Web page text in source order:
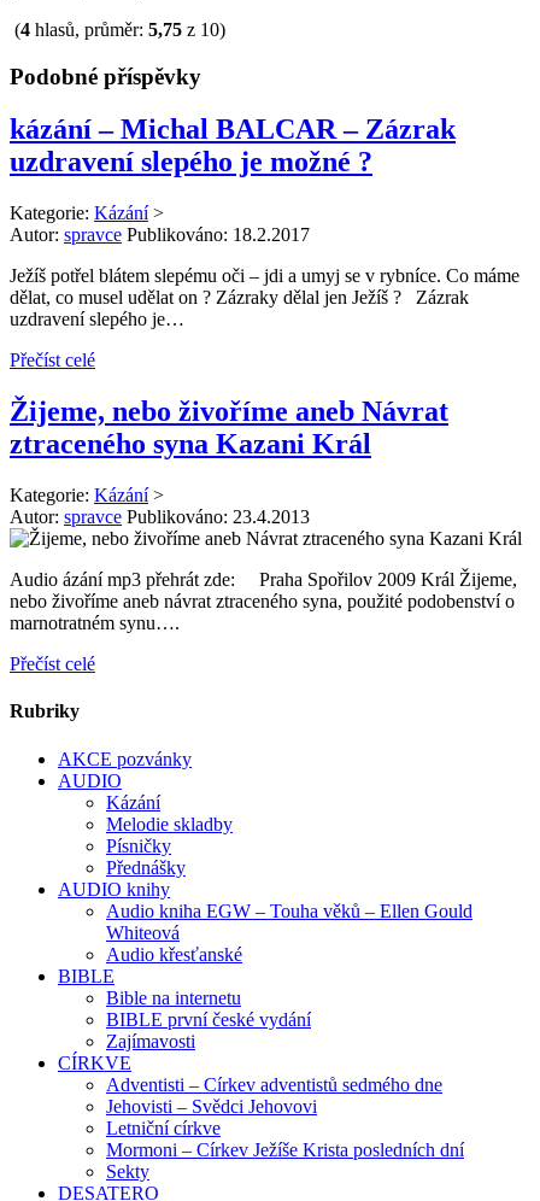
(4 hlasů, průměr: 5,75 z 10)
Podobné příspěvky
kázání – Michal BALCAR – Zázrak
uzdravení slepého je možné ?
Kategorie: Kázání>
Autor: spravce Publikováno: 18.2.2017
Ježíš potřel blátem slepému oči – jdi a umyj se v rybníce. Co máme
dělat, co musel udělat on ? Zázraky dělal jen Ježíš ? Zázrak
uzdravení slepého je…
Přečíst celé
Žijeme, nebo živoříme aneb Návrat
ztraceného syna Kazani Král
Kategorie: Kázání>
Autor: spravce Publikováno: 23.4.2013
Audio ázání mp3 přehrát zde: Praha Spořilov 2009 Král Žijeme,
nebo živoříme aneb návrat ztraceného syna, použité podobenství o
marnotratném synu….
Přečíst celé
Rubriky
AKCE pozvánky
AUDIO
Kázání
Melodie skladby
Písničky
Přednášky
AUDIO knihy
Audio kniha EGW – Touha věků – Ellen Gould
Whiteová
Audio křesťanské
BIBLE
Bible na internetu
BIBLE první české vydání
Zajímavosti
CÍRKVE
Adventisti – Církev adventistů sedmého dne
Jehovisti – Svědci Jehovovi
Letniční církve
Mormoni – Církev Ježíše Krista posledních dní
Sekty
DESATERO